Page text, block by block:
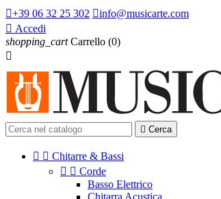
+39 06 32 25 302 info@musicarte.com
 Accedi
shopping_cart Carrello (0)

 Cerca
  Chitarre & Bassi
  Corde
Basso Elettrico
Chitarra Acustica